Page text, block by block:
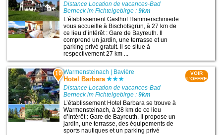
Distance Location de vacances-Bad
Berneck im Fichtelgebirge :9km
L’établissement Gasthof Hammerschmiede
vous accueille à Bischofsgrün, à 27 km de
ce lieu d’intérêt : Gare de Bayreuth. Il
comprend un jardin, une terrasse et un
parking privé gratuit. Il se situe à
respectivement 27 km ...
10 Warmensteinach | Bavière
Hotel Barbara
Distance Location de vacances-Bad
Berneck im Fichtelgebirge :9km
L’établissement Hotel Barbara se trouve à
Warmensteinach, à 28 km de ce lieu
d’intérêt : Gare de Bayreuth. Il propose un
jardin, une terrasse, des équipements de
sports nautiques et un parking privé
VOIR
L'OFFRE